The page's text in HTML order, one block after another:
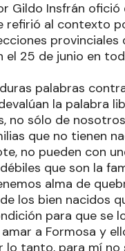
Gildo Insfrán
refirió al contexto
provinciales
el 25 de junio en
palabras
la palabra
no sólo de
que no tienen
no pueden con
que son la
alma de
los bien nacidos
para que se
a Formosa y
lo tanto, para mí no